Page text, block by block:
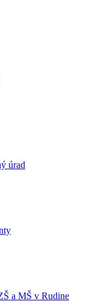
úrad
a MŠ v Rudine